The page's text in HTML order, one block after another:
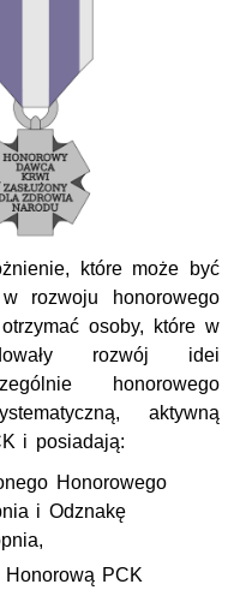
które może być
rozwoju honorowego
osoby, które w
rozwój idei
honorowego
aktywną
i posiadają:
Honorowego
i Odznakę
Honorową PCK